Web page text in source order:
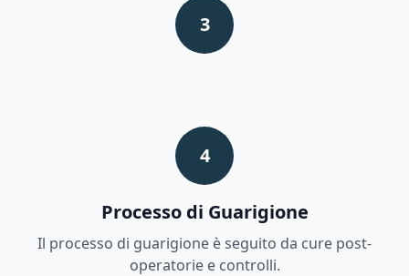
3
4
Processo di Guarigione
Il processo di guarigione è seguito da cure post-
operatorie e controlli.